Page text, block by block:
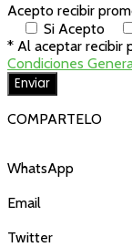
Acepto recibir
Si Acepto
* Al aceptar recibir
Condiciones
COMPARTELO
WhatsApp
Email
Twitter